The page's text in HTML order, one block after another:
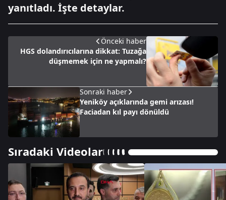
yanıtladı. İşte detaylar.
Önceki haber
HGS dolandırıcılarına dikkat: Tuzağa
düşmemek için ne yapmalı?
Sonraki haber
Yeniköy açıklarında gemi arızası!
Faciadan kıl payı dönüldü
Sıradaki Videolar